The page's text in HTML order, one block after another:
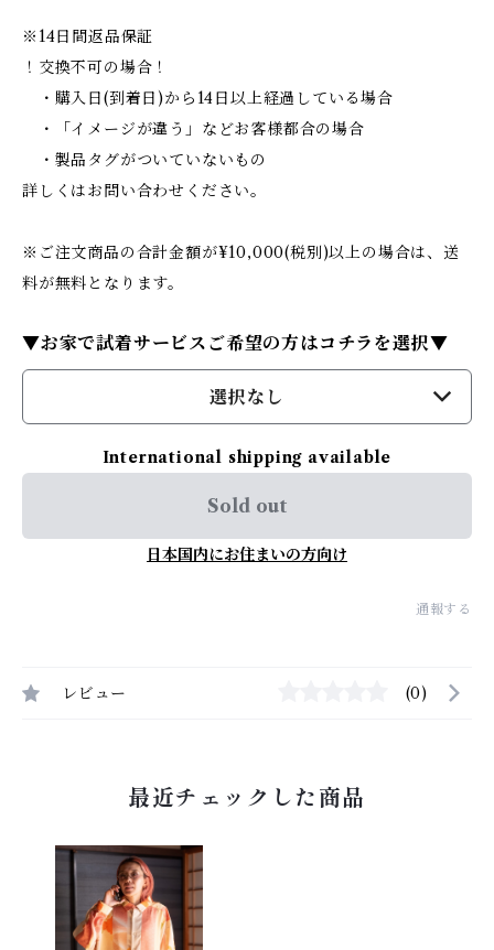
※14日間返品保証
！交換不可の場合！
・購入日(到着日)から14日以上経過している場合
・「イメージが違う」などお客様都合の場合
・製品タグがついていないもの
詳しくはお問い合わせください。
※ご注文商品の合計金額が¥10,000(税別)以上の場合は、送
料が無料となります。
▼お家で試着サービスご希望の方はコチラを選択▼
選択なし
International shipping available
Sold out
日本国内にお住まいの方向け
通報する
レビュー (0)
最近チェックした商品